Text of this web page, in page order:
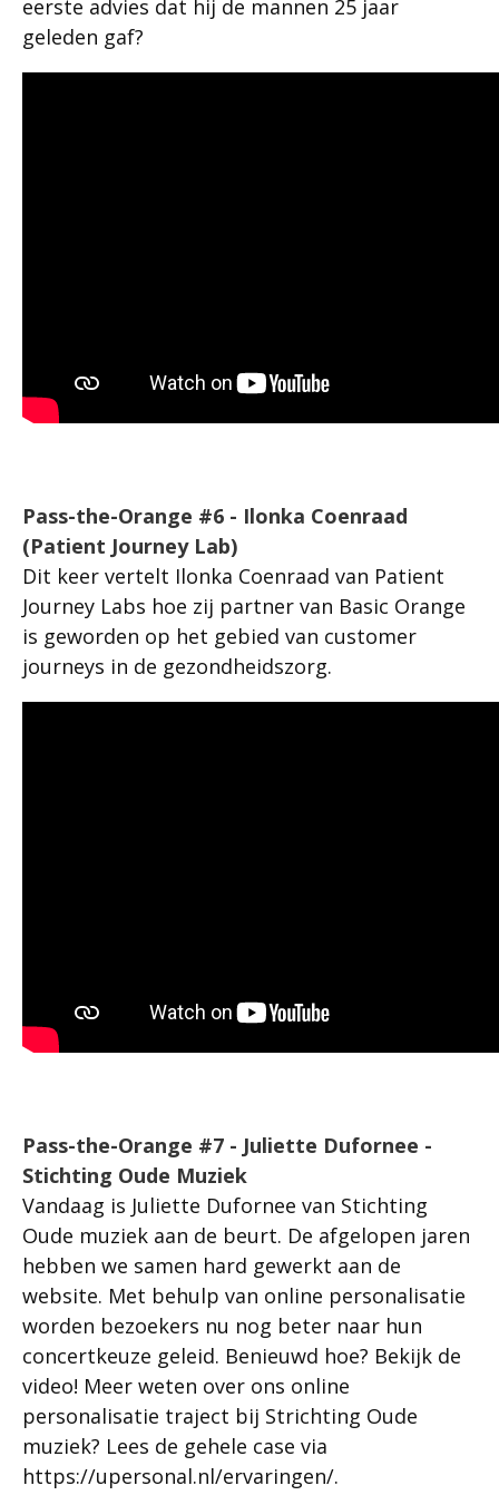
eerste advies dat hij de mannen 25 jaar
geleden gaf?
Pass-the-Orange #6 - Ilonka Coenraad
(Patient Journey Lab)
Dit keer vertelt Ilonka Coenraad van Patient
Journey Labs hoe zij partner van Basic Orange
is geworden op het gebied van customer
journeys in de gezondheidszorg.
Pass-the-Orange #7 - Juliette Dufornee -
Stichting Oude Muziek
Vandaag is Juliette Dufornee van Stichting
Oude muziek aan de beurt. De afgelopen jaren
hebben we samen hard gewerkt aan de
website. Met behulp van online personalisatie
worden bezoekers nu nog beter naar hun
concertkeuze geleid. Benieuwd hoe? Bekijk de
video! Meer weten over ons online
personalisatie traject bij Strichting Oude
muziek? Lees de gehele case via
https://upersonal.nl/ervaringen/.